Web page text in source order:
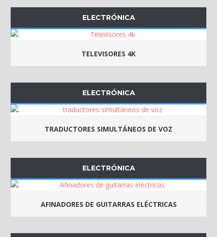
ELECTRÓNICA
TELEVISORES 4K
ELECTRÓNICA
TRADUCTORES SIMULTÁNEOS DE VOZ
ELECTRÓNICA
AFINADORES DE GUITARRAS ELÉCTRICAS